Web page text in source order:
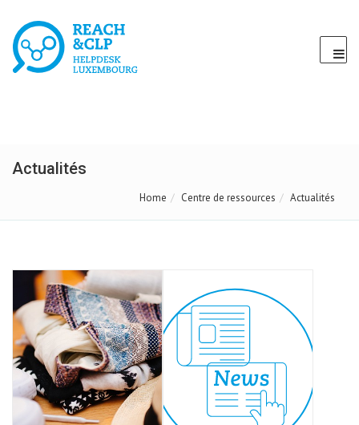
Actualités
Home Centre de ressources Actualités